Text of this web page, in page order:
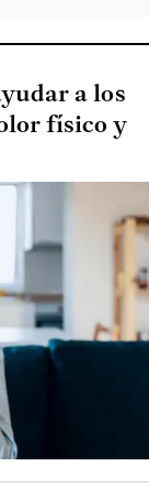
a los
físico y